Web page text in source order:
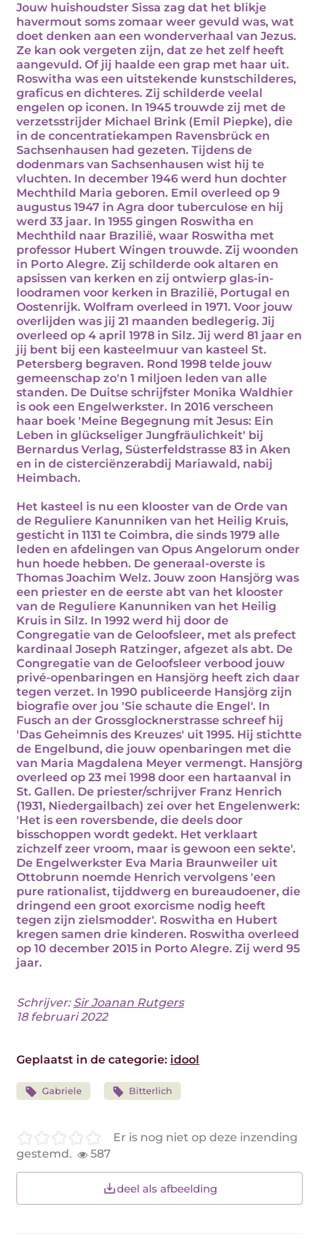
Jouw huishoudster Sissa zag dat het blikje
havermout soms zomaar weer gevuld was, wat
doet denken aan een wonderverhaal van Jezus.
Ze kan ook vergeten zijn, dat ze het zelf heeft
aangevuld. Of jij haalde een grap met haar uit.
Roswitha was een uitstekende kunstschilderes,
graficus en dichteres. Zij schilderde veelal
engelen op iconen. In 1945 trouwde zij met de
verzetsstrijder Michael Brink (Emil Piepke), die
in de concentratiekampen Ravensbrück en
Sachsenhausen had gezeten. Tijdens de
dodenmars van Sachsenhausen wist hij te
vluchten. In december 1946 werd hun dochter
Mechthild Maria geboren. Emil overleed op 9
augustus 1947 in Agra door tuberculose en hij
werd 33 jaar. In 1955 gingen Roswitha en
Mechthild naar Brazilië, waar Roswitha met
professor Hubert Wingen trouwde. Zij woonden
in Porto Alegre. Zij schilderde ook altaren en
apsissen van kerken en zij ontwierp glas-in-
loodramen voor kerken in Brazilië, Portugal en
Oostenrijk. Wolfram overleed in 1971. Voor jouw
overlijden was jij 21 maanden bedlegerig. Jij
overleed op 4 april 1978 in Silz. Jij werd 81 jaar en
jij bent bij een kasteelmuur van kasteel St.
Petersberg begraven. Rond 1998 telde jouw
gemeenschap zo'n 1 miljoen leden van alle
standen. De Duitse schrijfster Monika Waldhier
is ook een Engelwerkster. In 2016 verscheen
haar boek 'Meine Begegnung mit Jesus: Ein
Leben in glückseliger Jungfräulichkeit' bij
Bernardus Verlag, Süsterfeldstrasse 83 in Aken
en in de cisterciënzerabdij Mariawald, nabij
Heimbach.
Het kasteel is nu een klooster van de Orde van
de Reguliere Kanunniken van het Heilig Kruis,
gesticht in 1131 te Coimbra, die sinds 1979 alle
leden en afdelingen van Opus Angelorum onder
hun hoede hebben. De generaal-overste is
Thomas Joachim Welz. Jouw zoon Hansjörg was
een priester en de eerste abt van het klooster
van de Reguliere Kanunniken van het Heilig
Kruis in Silz. In 1992 werd hij door de
Congregatie van de Geloofsleer, met als prefect
kardinaal Joseph Ratzinger, afgezet als abt. De
Congregatie van de Geloofsleer verbood jouw
privé-openbaringen en Hansjörg heeft zich daar
tegen verzet. In 1990 publiceerde Hansjörg zijn
biografie over jou 'Sie schaute die Engel'. In
Fusch an der Grossglocknerstrasse schreef hij
'Das Geheimnis des Kreuzes' uit 1995. Hij stichtte
de Engelbund, die jouw openbaringen met die
van Maria Magdalena Meyer vermengt. Hansjörg
overleed op 23 mei 1998 door een hartaanval in
St. Gallen. De priester/schrijver Franz Henrich
(1931, Niedergailbach) zei over het Engelenwerk:
'Het is een roversbende, die deels door
bisschoppen wordt gedekt. Het verklaart
zichzelf zeer vroom, maar is gewoon een sekte'.
De Engelwerkster Eva Maria Braunweiler uit
Ottobrunn noemde Henrich vervolgens 'een
pure rationalist, tijddwerg en bureaudoener, die
dringend een groot exorcisme nodig heeft
tegen zijn zielsmodder'. Roswitha en Hubert
kregen samen drie kinderen. Roswitha overleed
op 10 december 2015 in Porto Alegre. Zij werd 95
jaar.
Schrijver: Sir Joanan Rutgers
18 februari 2022
Geplaatst in de categorie: idool
Gabriele Bitterlich
Er is nog niet op deze inzending
gestemd.
587
deel als afbeelding